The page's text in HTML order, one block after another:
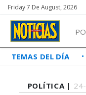
Friday 7 De August, 2026
TEMAS DEL DÍA
POLÍTICA |